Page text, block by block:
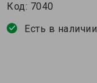
Код: 7040
Есть в наличии